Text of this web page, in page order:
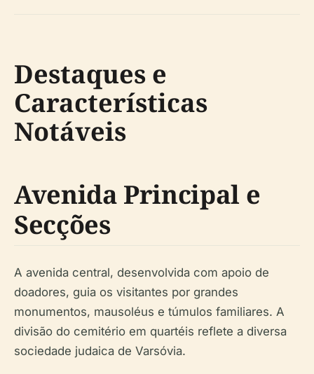
Destaques e
Características
Notáveis
Avenida Principal e
Secções
A avenida central, desenvolvida com apoio de
doadores, guia os visitantes por grandes
monumentos, mausoléus e túmulos familiares. A
divisão do cemitério em quartéis reflete a diversa
sociedade judaica de Varsóvia.